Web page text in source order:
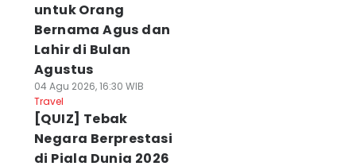
untuk Orang
Bernama Agus dan
Lahir di Bulan
Agustus
04 Agu 2026, 16:30 WIB
Travel
[QUIZ] Tebak
Negara Berprestasi
di Piala Dunia 2026